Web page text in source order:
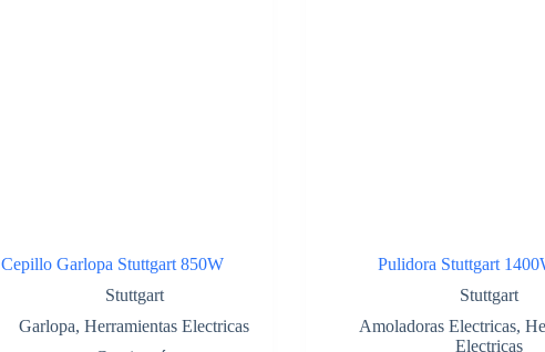
Cepillo Garlopa Stuttgart 850W
Stuttgart
Garlopa, Herramientas Electricas
Pulidora Stuttgart
Stuttgart
Amoladoras Electricas,
Electricas